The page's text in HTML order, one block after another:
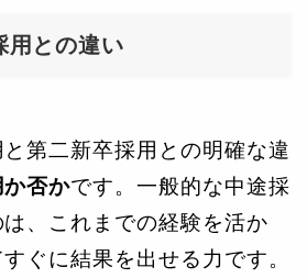
用との違い
第二新卒採用との明確な違
か否かです。一般的な中途採
、これまでの経験を活か
ぐに結果を出せる力です。